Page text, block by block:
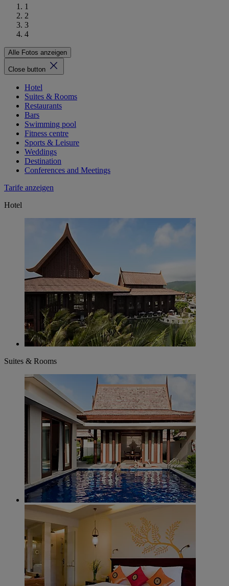
1
2
3
4
Alle Fotos anzeigen
Close button
Hotel
Suites & Rooms
Restaurants
Bars
Swimming pool
Fitness centre
Sports & Leisure
Weddings
Destination
Conferences and Meetings
Tarife anzeigen
Hotel
Suites & Rooms